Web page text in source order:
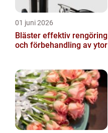
01 juni 2026
Bläster effektiv rengöring
och förbehandling av ytor